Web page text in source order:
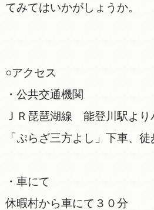
てみてはいかがしょうか。
○アクセス
・公共交通機関
ＪＲ琵琶湖線 能登川駅より
「ぷらざ三方よし」下車、徒
・車にて
休暇村から車にて３０分